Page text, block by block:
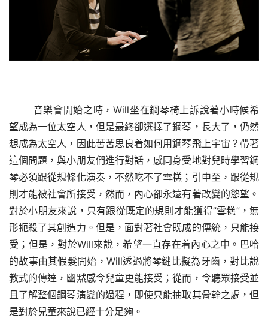
音樂會開始之時，Will坐在鋼琴椅上訴說著小時候希
望成為一位太空人，但是最終卻選擇了鋼琴，長大了，仍然
想成為太空人，因此苦苦思良着如何用鋼琴飛上宇宙？帶著
這個問題，與小朋友們進行對話，感同身受地對兒時學習鋼
琴必須跟從規條化演奏，不然吃不了雪糕；引申至，跟從規
則才能被社會所接受，然而，內心卻永遠有著改變的慾望。
對於小朋友來說，只有跟從既定的規則才能獲得”雪糕”，無
形扼殺了其創造力。但是，面對著社會既成的傳統，只能接
受；但是，對於Will來說，希望一直存在着內心之中 。巴哈
的故事由其假髮開始，Will透過將琴鍵比擬為牙齒，對比說
教式的傳達，幽黙感令兒童更能接受；從而，令聽眾接受並
且了解整個鋼琴演變的過程，即使只能抽取其骨幹之處，但
是對於兒童來說已經十分足夠。